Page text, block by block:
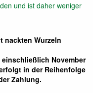
und ist daher weniger
nackten Wurzeln
November
in der Reihenfolge
Zahlung.